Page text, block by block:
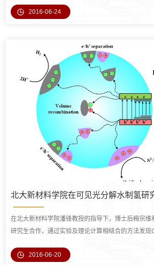
2016-06-24
北大新材料学院在可见光分解水制氢研
在北大新材料学院潘锋教授的指导下，博士后梅宗维
研究生合作，通过实验及理论计算相结合的方法发现
2016-06-20